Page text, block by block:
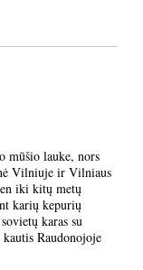
mūšio lauke, nors
Vilniuje ir Vilniaus
iki kitų metų
karių kepurių
karas su
Raudonojoje